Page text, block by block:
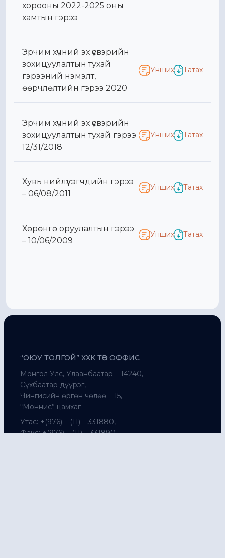
хорооны 2022-2025 оны
хамтын гэрээ
Эрчим хүчний эх үүсвэрийн
зохицуулалтын тухай
гэрээний нэмэлт,
өөрчлөлтийн гэрээ 2020
Унших Татах
Эрчим хүчний эх үүсвэрийн
зохицуулалтын тухай гэрээ
12/31/2018
Унших Татах
Хувь нийлүүлэгчдийн гэрээ
– 06/08/2011
Унших Татах
Хөрөнгө оруулалтын гэрээ
– 10/06/2009
Унших Татах
“ОЮУ ТОЛГОЙ” ХХК ТӨВ ОФФИС
Монгол Улс, Улаанбаатар – 14240,
Сүхбаатар дүүрэг,
Чингисийн өргөн чөлөө – 15,
“Моннис” цамхаг
Утас: +(976) – (11) – 331880,
Факс: +(976) – (11) – 331890